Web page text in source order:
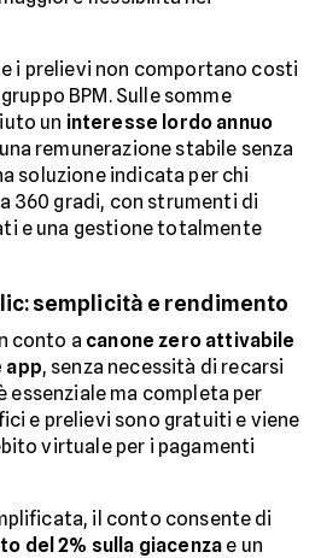
i prelievi non comportano costi
BPM. Sulle somme
un interesse lordo annuo
remunerazione stabile senza
soluzione indicata per chi
360 gradi, con strumenti di
e una gestione totalmente
semplicità e rendimento
conto a canone zero attivabile
, senza necessità di recarsi
essenziale ma completa per
e prelievi sono gratuiti e viene
virtuale per i pagamenti
il conto consente di
del 2% sulla giacenza e un